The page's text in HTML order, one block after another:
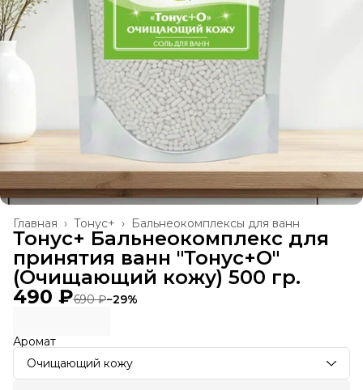
Бальнеокомплексы для ванн
Тонус+ ›
Главная ›
Тонус+ Бальнеокомплекс для
принятия ванн "Тонус+О"
(Очищающий кожу) 500 гр.
490 ₽690 ₽−29%
Аромат
Очищающий кожу